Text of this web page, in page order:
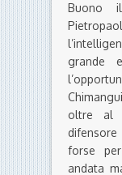
Buono
grande
oltre al
forse
andata